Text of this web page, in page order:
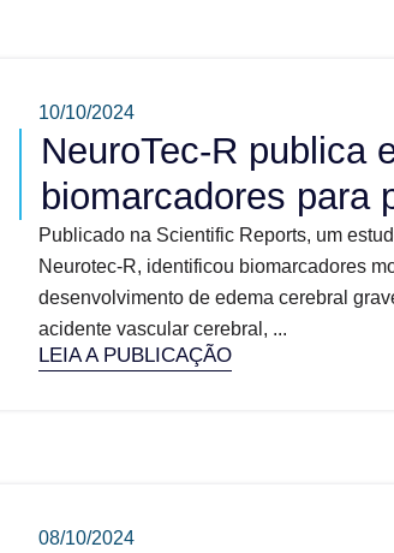
10/10/2024
NeuroTec-R publica
biomarcadores para
Publicado na Scientific Reports, um
Neurotec-R, identificou biomarcadores
desenvolvimento de edema cerebral
acidente vascular cerebral, ...
LEIA A PUBLICAÇÃO
08/10/2024